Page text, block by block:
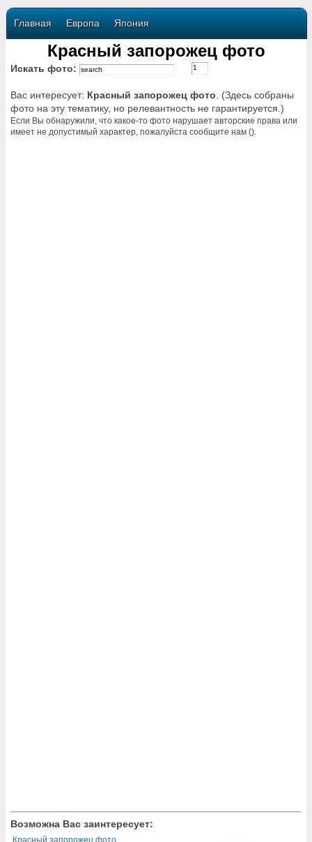
Главная Европа Япония
Красный запорожец фото
Искать фото:
Вас интересует: Красный запорожец фото . (Здесь собраны
фото на эту тематику, но релевантность не гарантируется.)
Если Вы обнаружили, что какое-то фото нарушает авторские права или
имеет не допустимый характер, пожалуйста сообщите нам ().
Возможна Вас заинтересует:
Красный запорожец фото